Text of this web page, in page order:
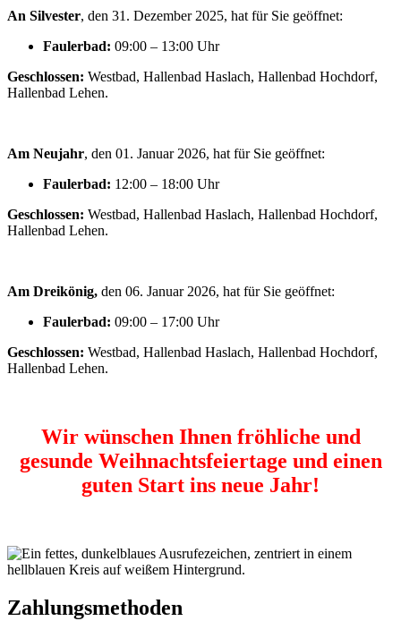
An Silvester, den 31. Dezember 2025, hat für Sie geöffnet:
Faulerbad: 09:00 – 13:00 Uhr
Geschlossen: Westbad, Hallenbad Haslach, Hallenbad Hochdorf,
Hallenbad Lehen.
Am Neujahr, den 01. Januar 2026, hat für Sie geöffnet:
Faulerbad: 12:00 – 18:00 Uhr
Geschlossen: Westbad, Hallenbad Haslach, Hallenbad Hochdorf,
Hallenbad Lehen.
Am Dreikönig, den 06. Januar 2026, hat für Sie geöffnet:
Faulerbad: 09:00 – 17:00 Uhr
Geschlossen: Westbad, Hallenbad Haslach, Hallenbad Hochdorf,
Hallenbad Lehen.
Wir wünschen Ihnen fröhliche und
gesunde Weihnachtsfeiertage und einen
guten Start ins neue Jahr!
Zahlungsmethoden